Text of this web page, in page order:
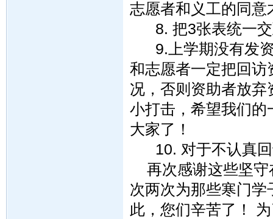
志愿者和义工的同意
8. 把3张表统一交
9.上学期没有发资
和志愿者一定把回访
况，否则资助者放
小打击，希望我们的
大家了！
10. 对于不认真回
再次感谢这些坚守
次两次为那些寒门
此，您们辛苦了！